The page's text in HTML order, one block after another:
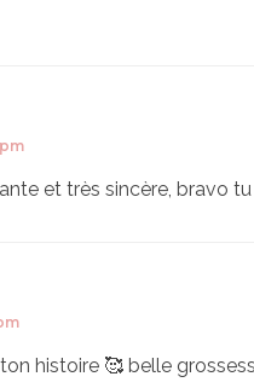
et très sincère, bravo
histoire 🥰 belle